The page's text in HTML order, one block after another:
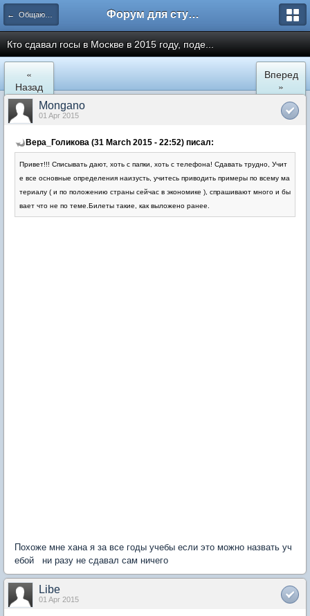
← Общаются менеджеры Форум для студента СГА
Кто сдавал госы в Москве в 2015 году, поде...
«
Назад
Вперед
»
Mongano
01 Apr 2015
Вера_Голикова (31 March 2015 - 22:52) писал:
Привет!!! Списывать дают, хоть с папки, хоть с телефона! Сдавать трудно, Учит
е все основные определения наизусть, учитесь приводить примеры по всему ма
териалу ( и по положению страны сейчас в экономике ), спрашивают много и бы
вает что не по теме.Билеты такие, как выложено ранее.
Похоже мне хана я за все годы учебы если это можно назвать уч
ебой ни разу не сдавал сам ничего
Libe
01 Apr 2015